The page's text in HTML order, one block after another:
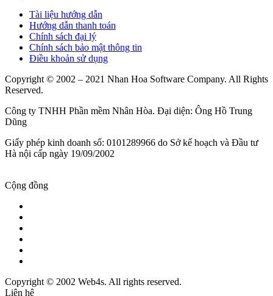
Tài liệu hướng dẫn
Hướng dẫn thanh toán
Chính sách đại lý
Chính sách bảo mật thông tin
Điều khoản sử dụng
Copyright © 2002 – 2021 Nhan Hoa Software Company. All Rights
Reserved.
Công ty TNHH Phần mềm Nhân Hòa. Đại diện: Ông Hồ Trung
Dũng
Giấy phép kinh doanh số: 0101289966 do Sở kế hoạch và Đầu tư
Hà nội cấp ngày 19/09/2002
Cộng đồng
Copyright © 2002 Web4s. All rights reserved.
Liên hệ